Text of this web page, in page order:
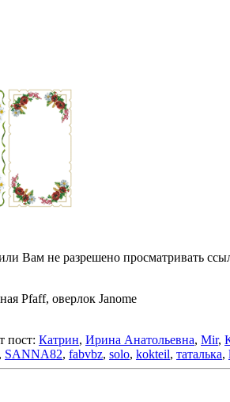
Вам не разрешено просматривать
Pfaff, оверлок Janome
пост: Катрин, Ирина Анатольевна, Mir,
, SANNA82, fabvbz, solo, kokteil, таталька,